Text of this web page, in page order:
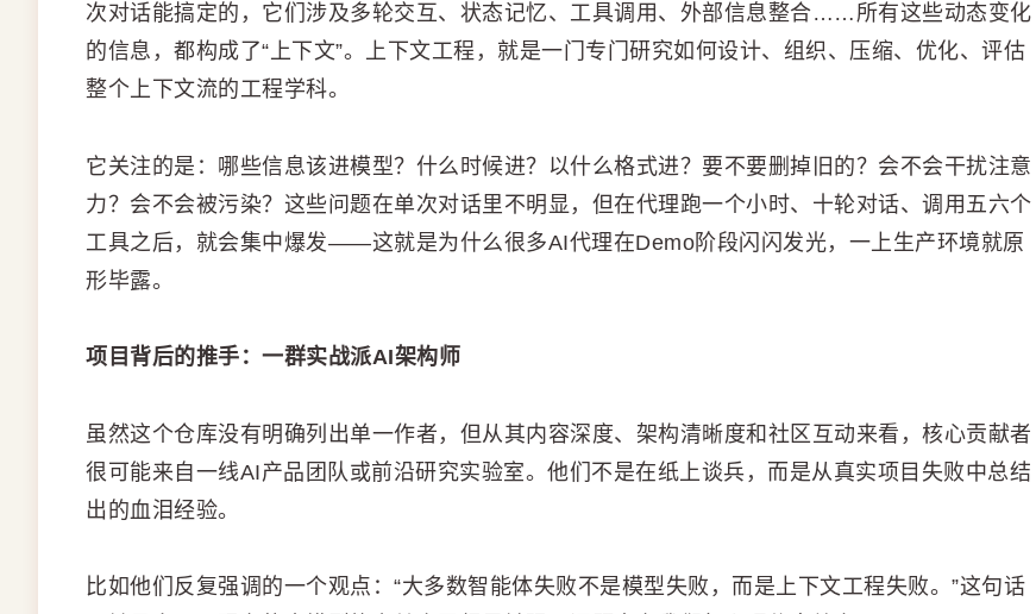
次对话能搞定的，它们涉及多轮交互、状态记忆、工具调用、外部信息整合……所有这些动态变化
的信息，都构成了“上下文”。上下文工程，就是一门专门研究如何设计、组织、压缩、优化、评估
整个上下文流的工程学科。
它关注的是：哪些信息该进模型？什么时候进？以什么格式进？要不要删掉旧的？会不会干扰注意
力？会不会被污染？这些问题在单次对话里不明显，但在代理跑一个小时、十轮对话、调用五六个
工具之后，就会集中爆发——这就是为什么很多AI代理在Demo阶段闪闪发光，一上生产环境就原
形毕露。
项目背后的推手：一群实战派AI架构师
虽然这个仓库没有明确列出单一作者，但从其内容深度、架构清晰度和社区互动来看，核心贡献者
很可能来自一线AI产品团队或前沿研究实验室。他们不是在纸上谈兵，而是从真实项目失败中总结
出的血泪经验。
比如他们反复强调的一个观点：“大多数智能体失败不是模型失败，而是上下文工程失败。”这句话